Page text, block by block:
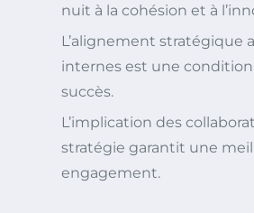
nuit à la cohésion et à
L’alignement stratégique
internes est une
succès.
L’implication des
stratégie garantit une
engagement.